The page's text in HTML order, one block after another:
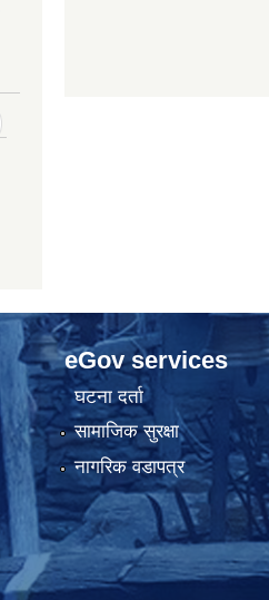
eGov services
घटना दर्ता
सामाजिक सुरक्षा
नागरिक वडापत्र